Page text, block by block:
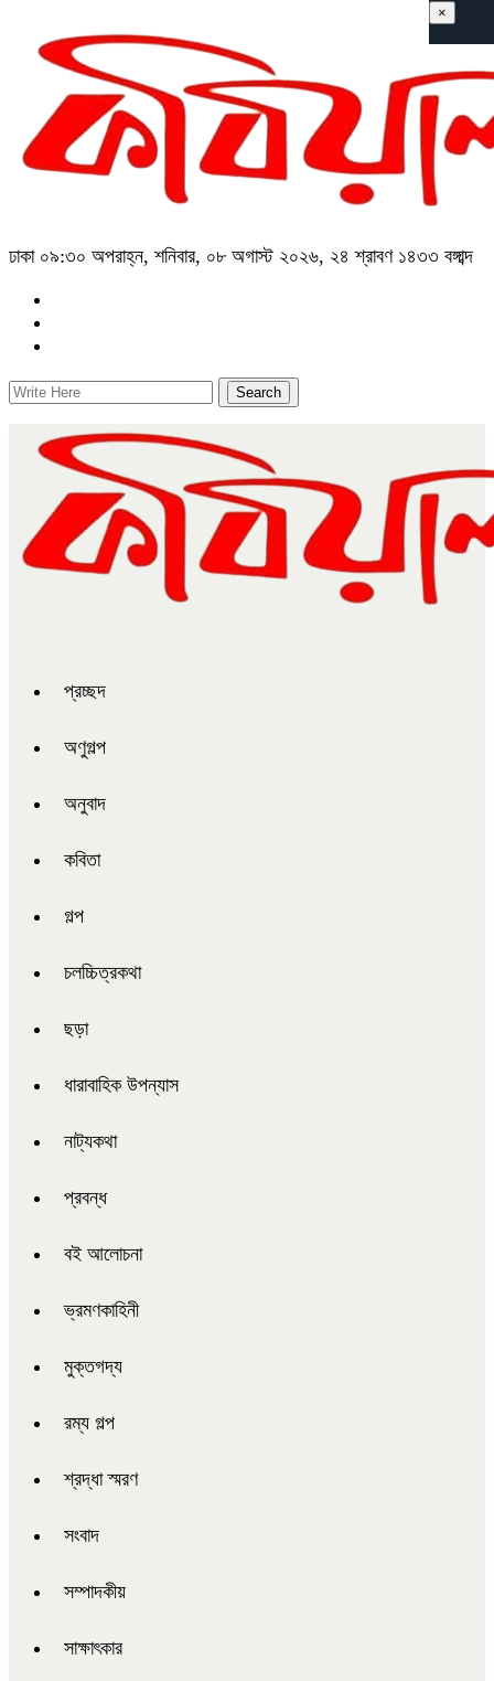
ঢাকা ০৯:৩০ অপরাহ্ন, শনিবার, ০৮ অগাস্ট ২০২৬, ২৪ শ্রাবণ ১৪৩৩ বঙ্গাব্দ
প্রচ্ছদ
অণুগল্প
অনুবাদ
কবিতা
গল্প
চলচ্চিত্রকথা
ছড়া
ধারাবাহিক উপন্যাস
নাট্যকথা
প্রবন্ধ
বই আলোচনা
ভ্রমণকাহিনী
মুক্তগদ্য
রম্য গল্প
শ্রদ্ধা স্মরণ
সংবাদ
সম্পাদকীয়
সাক্ষাৎকার
×